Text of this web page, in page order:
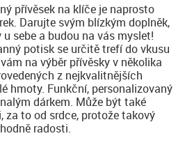
přívěsek na klíče je naprosto
Darujte svým blízkým doplněk,
sebe a budou na vás myslet!
potisk se určitě trefí do vkusu
na výběr přívěsky v několika
z nejkvalitnějších
hmoty. Funkční, personalizovaný
dárkem. Může být také
za to od srdce, protože takový
radosti.